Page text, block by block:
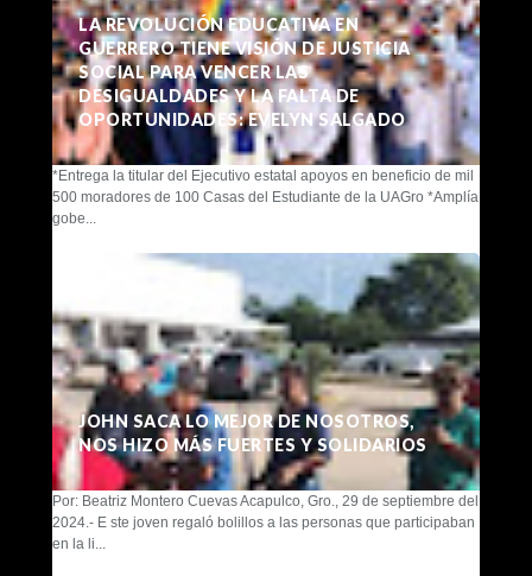
LA REVOLUCIÓN EDUCATIVA EN
GUERRERO TIENE VISIÓN DE JUSTICIA
SOCIAL PARA VENCER LAS
DESIGUALDADES Y LA FALTA DE
OPORTUNIDADES: EVELYN SALGADO
*Entrega la titular del Ejecutivo estatal apoyos en beneficio de mil
500 moradores de 100 Casas del Estudiante de la UAGro *Amplía
gobe...
JOHN SACA LO MEJOR DE NOSOTROS,
NOS HIZO MÁS FUERTES Y SOLIDARIOS
Por: Beatriz Montero Cuevas Acapulco, Gro., 29 de septiembre del
2024.- E ste joven regaló bolillos a las personas que participaban
en la li...